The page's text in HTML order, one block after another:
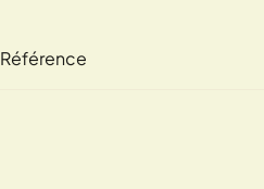
Référence